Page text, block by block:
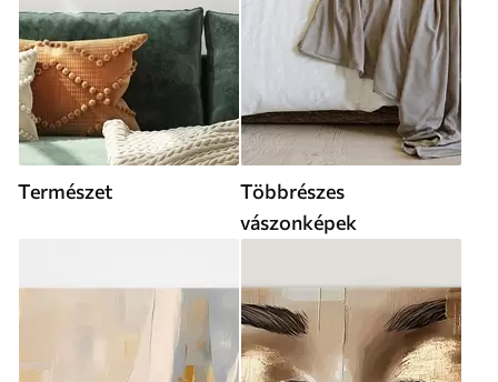
Természet
Többrészes
vászonképek